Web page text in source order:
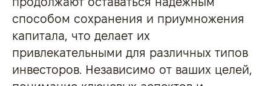
способом сохранения и приумножения
капитала, что делает их
привлекательными для различных типов
инвесторов. Независимо от ваших целей,